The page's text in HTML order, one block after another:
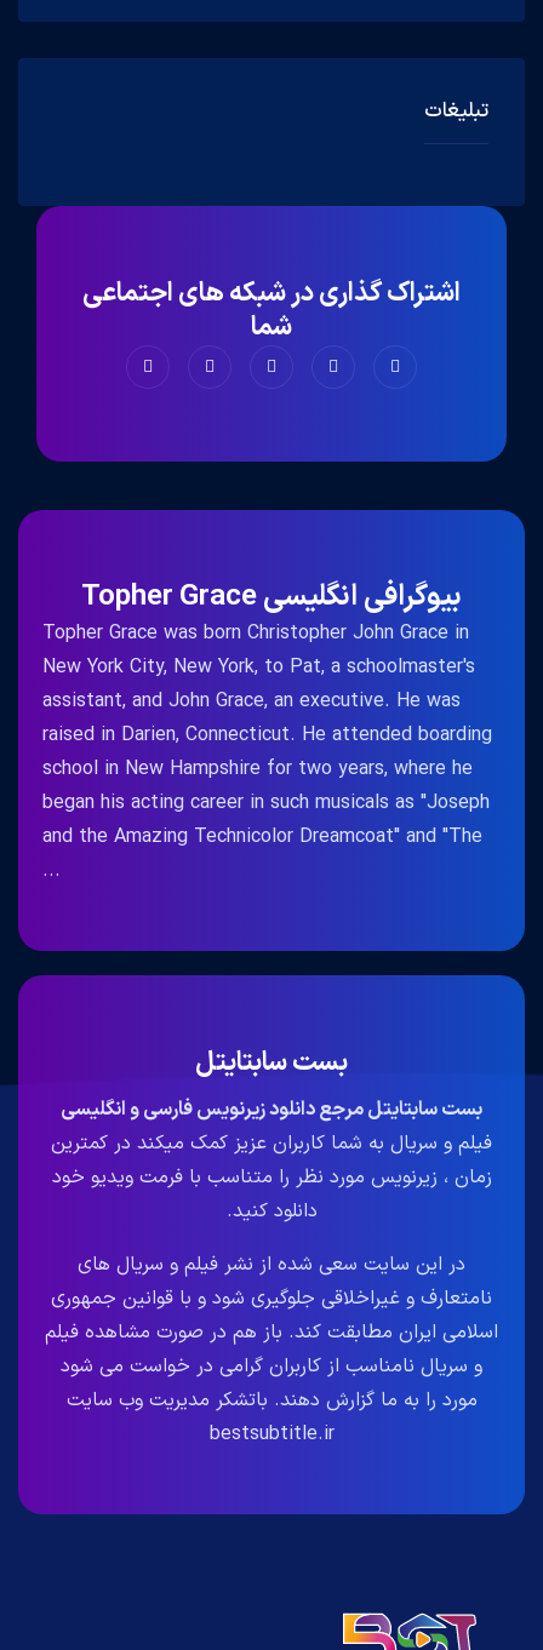
تبلیغات
اشتراک گذاری در شبکه های اجتماعی
شما
بیوگرافی انگلیسی Topher Grace
Topher Grace was born Christopher John Grace in
New York City, New York, to Pat, a schoolmaster's
assistant, and John Grace, an executive. He was
raised in Darien, Connecticut. He attended boarding
school in New Hampshire for two years, where he
began his acting career in such musicals as "Joseph
and the Amazing Technicolor Dreamcoat" and "The
...
بست سابتایتل
بست سابتایتل مرجع دانلود زیرنویس فارسی و انگلیسی
فیلم و سریال به شما کاربران عزیز کمک میکند در کمترین
زمان ، زیرنویس مورد نظر را متناسب با فرمت ویدیو خود
دانلود کنید.
در این سایت سعی شده از نشر فیلم و سریال های
نامتعارف و غیراخلاقی جلوگیری شود و با قوانین جمهوری
اسلامی ایران مطابقت کند. باز هم در صورت مشاهده فیلم
و سریال نامناسب از کاربران گرامی در خواست می شود
مورد را به ما گزارش دهند. باتشکر مدیریت وب سایت
bestsubtitle.ir